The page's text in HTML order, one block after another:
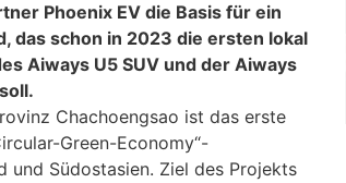
Phoenix EV die Basis für ein
das schon in 2023 die ersten lokal
Aiways U5 SUV und der Aiways
Chachoengsao ist das erste
Green-Economy“-
und Südostasien. Ziel des Projekts